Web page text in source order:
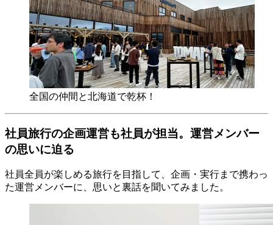
全国の仲間と北海道で乾杯！
社員旅行の企画運営も社員が担当。運営メンバー
の思いに迫る
社員全員が楽しめる旅行を目指して、企画・実行まで携わっ
た運営メンバーに、思いと裏話を聞いてみました。